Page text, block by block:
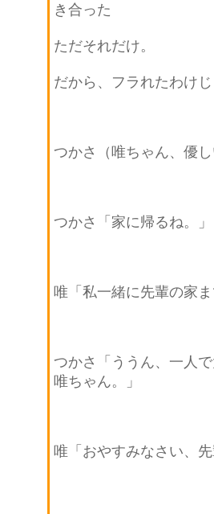
き合った
ただそれだけ。
だから、フラれたわけ
つかさ（唯ちゃん、優
つかさ「家に帰るね。」
唯「私一緒に先輩の家
つかさ「ううん、一人
唯ちゃん。」
唯「おやすみなさい、